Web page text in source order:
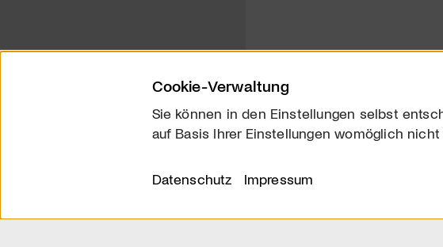
Über uns
Cookie-Verwaltung
Sie können in den Einstellungen selbst
auf Basis Ihrer Einstellungen womöglich
Datenschutz Impressum